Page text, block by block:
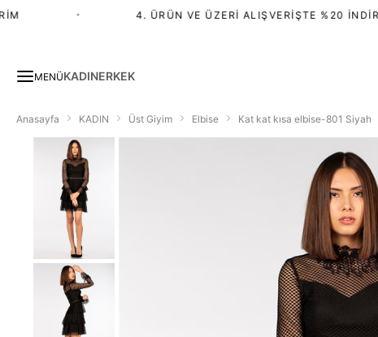
4. ÜRÜN VE ÜZERI ALIŞVERIŞTE %20 İNDIRIM
MENÜKADINERKEK
Anasayfa KADIN Üst Giyim Elbise Kat kat kısa elbise-801 Siyah